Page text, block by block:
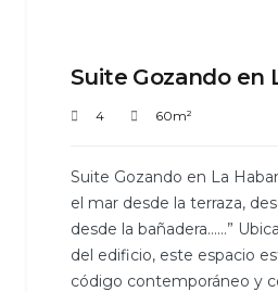
Suite Gozando en
4 60m²
Suite Gozando en La
el mar desde la terraza,
desde la bañadera……”
del edificio, este espacio
código contemporáneo y